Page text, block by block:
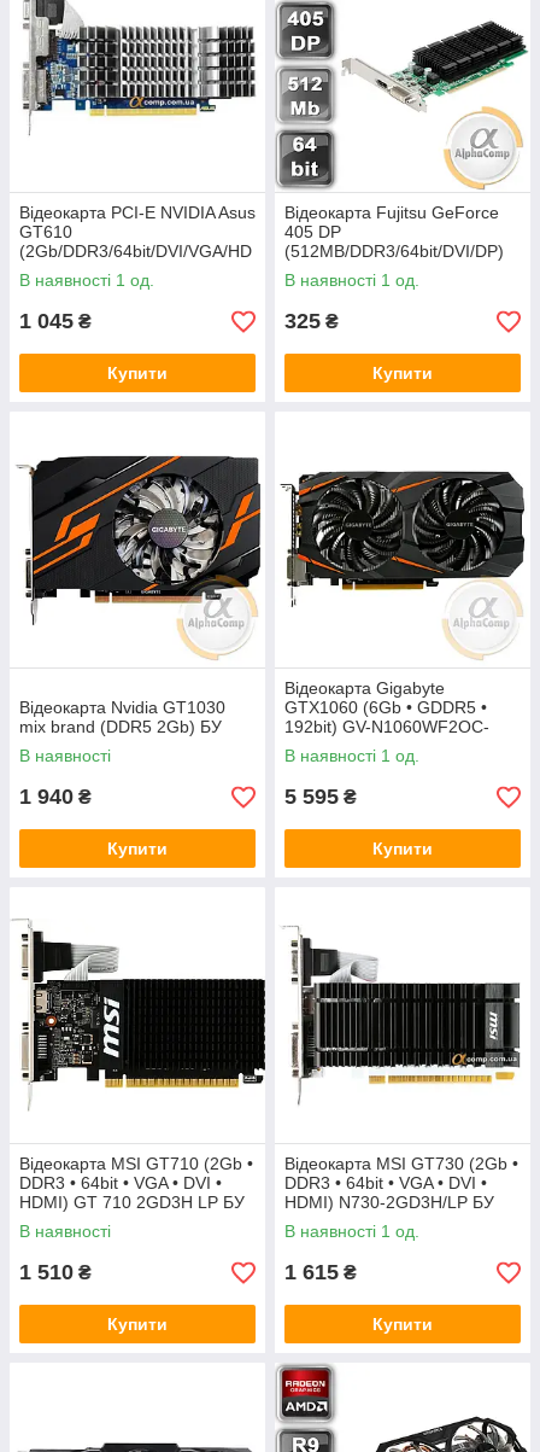
Відеокарта PCI-E NVIDIA Asus
GT610
(2Gb/DDR3/64bit/DVI/VGA/HD
MI) БУ
В наявності 1 од.
1 045 ₴
Купити
Відеокарта Fujitsu GeForce
405 DP
(512MB/DDR3/64bit/DVI/DP)
БУ
В наявності 1 од.
325 ₴
Купити
Відеокарта Nvidia GT1030
mix brand (DDR5 2Gb) БУ
В наявності
1 940 ₴
Купити
Відеокарта Gigabyte
GTX1060 (6Gb • GDDR5 •
192bit) GV-N1060WF2OC-
6GD БВ
В наявності 1 од.
5 595 ₴
Купити
Відеокарта MSI GT710 (2Gb •
DDR3 • 64bit • VGA • DVI •
HDMI) GT 710 2GD3H LP БУ
В наявності
1 510 ₴
Купити
Відеокарта MSI GT730 (2Gb •
DDR3 • 64bit • VGA • DVI •
HDMI) N730-2GD3H/LP БУ
В наявності 1 од.
1 615 ₴
Купити